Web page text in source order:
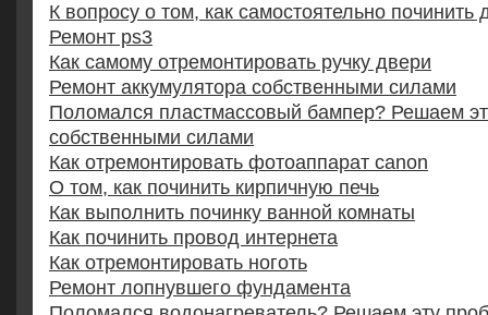
К вопросу о том, как самостоятельно
Ремонт ps3
Как самому отремонтировать ручку двери
Ремонт аккумулятора собственными силами
Поломался пластмассовый бампер? Решаем
собственными силами
Как отремонтировать фотоаппарат canon
О том, как починить кирпичную печь
Как выполнить починку ванной комнаты
Как починить провод интернета
Как отремонтировать ноготь
Ремонт лопнувшего фундамента